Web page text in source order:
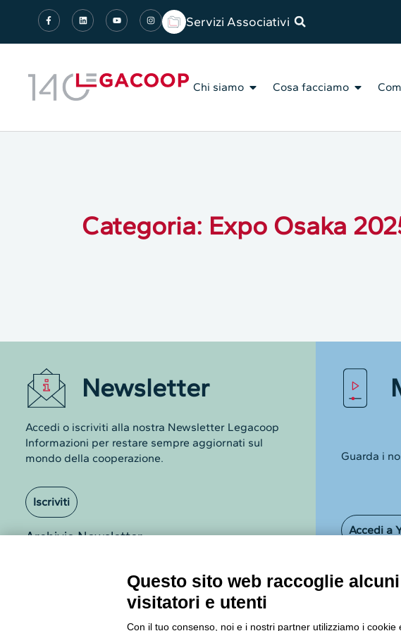
Servizi Associativi
Chi siamo Cosa facciamo
Categoria: Expo Osaka
Newsletter
Accedi o iscriviti alla nostra Newsletter Legacoop
Informazioni per restare sempre aggiornati sul
mondo della cooperazione.
Iscriviti
Archivio Newsletter
Guarda i
Accedi a
Questo sito web raccoglie
visitatori e utenti
Con il tuo consenso, noi e i nostri partner utilizziamo i